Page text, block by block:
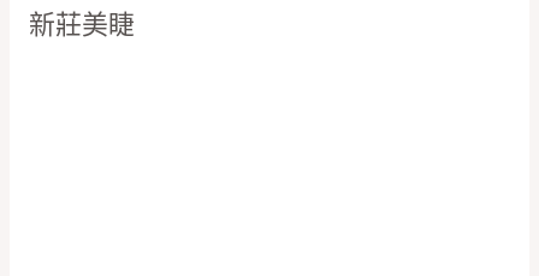
新莊美睫